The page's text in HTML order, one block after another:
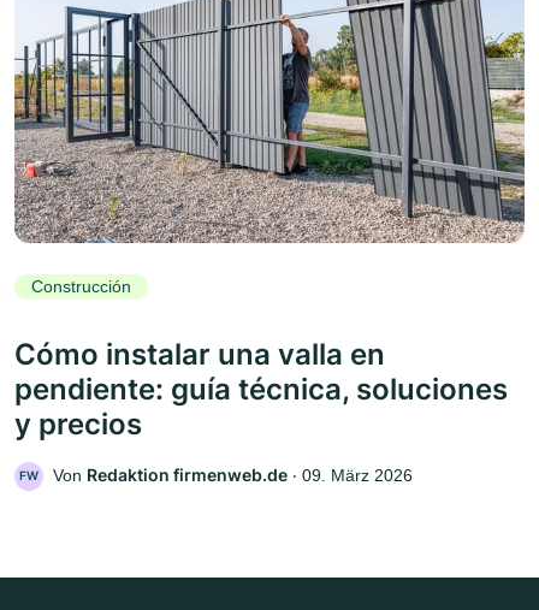
Construcción
Cómo instalar una valla en
pendiente: guía técnica, soluciones
y precios
FW Von Redaktion firmenweb.de ‧ 09. März 2026